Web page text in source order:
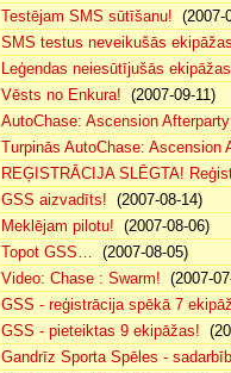
Testējam SMS sūtīšanu! (2007-
SMS testus neveikušās
Leģendas neiesūtījušās ekipāžas
Vēsts no Enkura! (2007-09-11)
AutoChase: Ascension
Turpinās AutoChase: Ascension
REĢISTRĀCIJA SLĒGTA!
GSS aizvadīts! (2007-08-14)
Meklējam pilotu! (2007-08-06)
Topot GSS… (2007-08-05)
Video: Chase : Swarm! (2007-
GSS - reģistrācija spēkā 7
GSS - pieteiktas 9 ekipāžas!
Gandrīz Sporta Spēles -